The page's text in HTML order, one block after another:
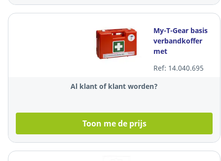
My-T-Gear basis
verbandkoffer
met
oranje, per stuk
Ref: 14.040.695
Al klant of klant worden?
Toon me de prijs